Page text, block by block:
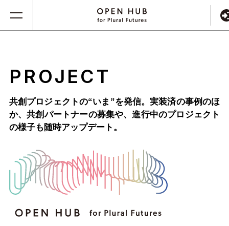
PROJECT
共創プロジェクトの“いま”を発信。実装済の事例のほ
か、共創パートナーの募集や、進行中のプロジェクト
の様子も随時アップデート。